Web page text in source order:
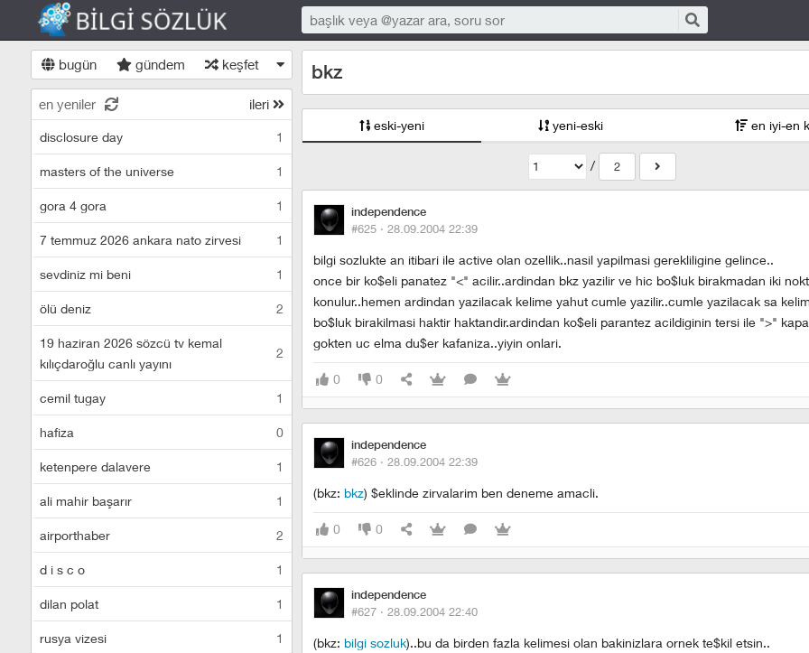
bugün gündem keşfet
en yeniler ileri
disclosure day 1
masters of the universe 1
gora 4 gora 1
7 temmuz 2026 ankara nato zirvesi 1
sevdiniz mi beni 1
ölü deniz 2
19 haziran 2026 sözcü tv kemal
kılıçdaroğlu canlı yayını
2
cemil tugay 1
hafiza 0
ketenpere dalavere 1
ali mahir başarır 1
airporthaber 2
d i s c o 1
dilan polat 1
rusya vizesi 1
bkz
eski-yeni yeni-eski en iyi-en
/ 2
independence
#625 · 28.09.2004 22:39
bilgi sozlukte an itibari ile active olan ozellik..nasil yapilmasi gerekliligine gelince..
once bir ko$eli panatez "<" acilir..ardindan bkz yazilir ve hic bo$luk birakmadan iki
konulur..hemen ardindan yazilacak kelime yahut cumle yazilir..cumle yazilacak sa
bo$luk birakilmasi haktir haktandir.ardindan ko$eli parantez acildiginin tersi ile ">"
gokten uc elma du$er kafaniza..yiyin onlari.
0 0
independence
#626 · 28.09.2004 22:39
(bkz: bkz) $eklinde zirvalarim ben deneme amacli.
0 0
independence
#627 · 28.09.2004 22:40
(bkz: bilgi sozluk)..bu da birden fazla kelimesi olan bakinizlara ornek te$kil etsin..